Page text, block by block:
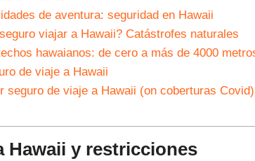
de aventura: seguridad en Hawaii
viajar a Hawaii? Catástrofes naturales
hawaianos: de cero a más de 4000
de viaje a Hawaii
seguro de viaje a Hawaii (on coberturas Covid)
Hawaii y restricciones